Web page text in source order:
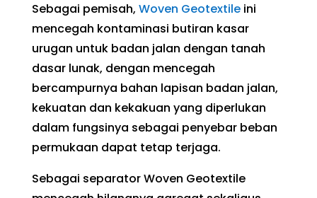
Sebagai pemisah, Woven Geotextileini
mencegah kontaminasi butiran kasar
urugan untuk badan jalan dengan tanah
dasar lunak, dengan mencegah
bercampurnya bahan lapisan badan jalan,
kekuatan dan kekakuan yang diperlukan
dalam fungsinya sebagai penyebar beban
permukaan dapat tetap terjaga.
Sebagai separator Woven Geotextile